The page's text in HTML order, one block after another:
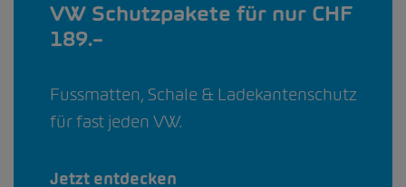
VW Schutzpakete für nur CHF
189.–
Fussmatten, Schale & Ladekantenschutz
für fast jeden VW.
Jetzt entdecken